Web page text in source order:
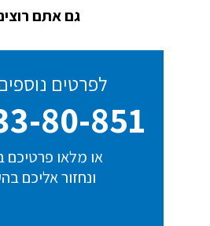
גם אתם
לפרטים
80-851
או מלאו פרטיכם
ונחזור אליכם